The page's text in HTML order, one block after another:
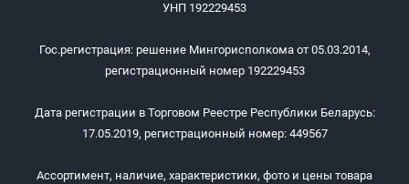
УНП 192229453
Гос.регистрация: решение Мингорисполкома от 05.03.2014,
регистрационный номер 192229453
Дата регистрации в Торговом Реестре Республики Беларусь:
17.05.2019, регистрационный номер: 449567
Ассортимент, наличие, характеристики, фото и цены товара